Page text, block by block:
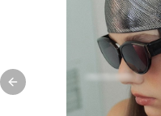
Previous slide